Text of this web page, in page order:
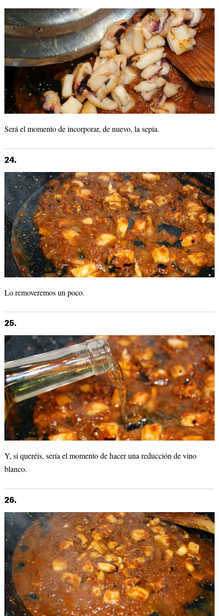
Será el momento de incorporar, de nuevo, la sepia.
24.
Lo removeremos un poco.
25.
Y, si queréis, sería el momento de hacer una reducción de vino
blanco.
26.